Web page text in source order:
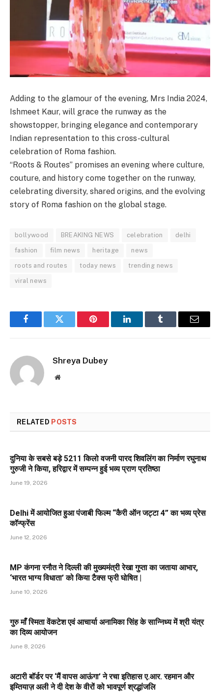
Adding to the glamour of the evening, Mrs India 2024,
Ishmeet Kaur, will grace the runway as the
showstopper, bringing elegance and contemporary
Indian representation to this cross-cultural
celebration of Roma fashion.
“Roots & Routes” promises an evening where culture,
couture, and history come together on the runway,
celebrating diversity, shared origins, and the evolving
story of Roma fashion on the global stage.
bollywood BREAKING NEWS celebration delhi
fashion film news heritage news
roots and routes today news trending news
viral news
FacebookTwitter Pinterest LinkedInTumblr Email
Shreya Dubey
Website
RELATED POSTS
दुनिया के सबसे बड़े 5211 किलो वजनी पारद शिवलिंग का निर्माण रघुनाथ
गुरुजी ने किया, हरिद्वार में सम्पन्न हुई भव्य प्राण प्रतिष्ठा
June 19, 2026
Delhi में आयोजित हुआ पंजाबी फिल्म “कैरी ऑन जट्टा 4” का भव्य प्रेस
कॉन्फ्रेंस
June 12, 2026
MP कंगना रनौत ने दिल्ली की मुख्यमंत्री रेखा गुप्ता का जताया आभार,
‘भारत भाग्य विधाता’ को किया टैक्स फ्री घोषित |
June 10, 2026
गुरु माँ स्मिता वेंकटेश एवं आचार्या अनामिका सिंह के सान्निध्य में श्री यंत्र
का दिव्य आयोजन
June 8, 2026
अटारी बॉर्डर पर ‘मैं वापस आऊंगा’ ने रचा इतिहास ए.आर. रहमान और
इम्तियाज़ अली ने दी देश के वीरों को भावपूर्ण श्रद्धांजलि